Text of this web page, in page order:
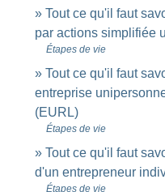
Tout ce qu'il faut
par actions simplifiée
Étapes de vie
Tout ce qu'il faut
entreprise
(EURL)
Étapes de vie
Tout ce qu'il faut
d'un entrepreneur
Étapes de vie